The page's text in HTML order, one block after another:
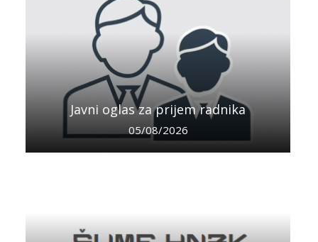
Javni oglas za prijem radnika
05/08/2026